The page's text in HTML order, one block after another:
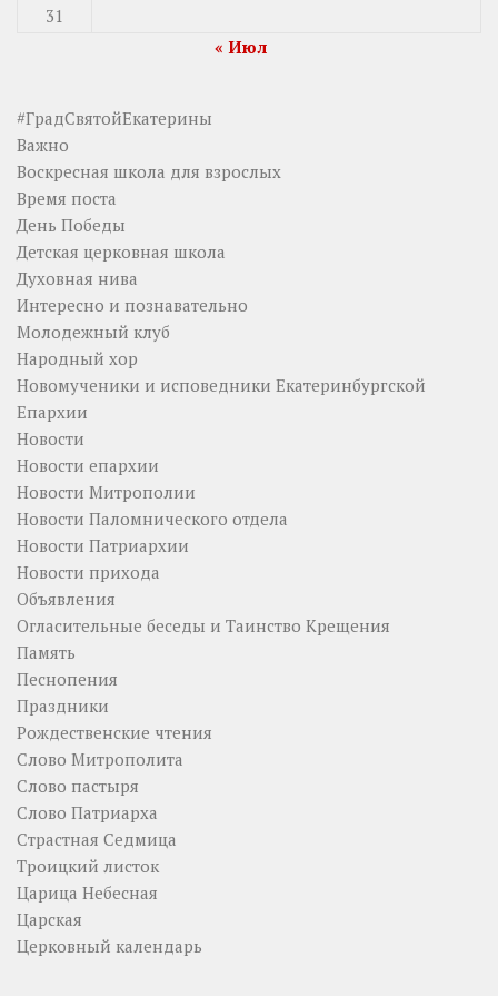
31
« Июл
#ГрадСвятойЕкатерины
Важно
Воскресная школа для взрослых
Время поста
День Победы
Детская церковная школа
Духовная нива
Интересно и познавательно
Молодежный клуб
Народный хор
Новомученики и исповедники Екатеринбургской
Епархии
Новости
Новости епархии
Новости Митрополии
Новости Паломнического отдела
Новости Патриархии
Новости прихода
Объявления
Огласительные беседы и Таинство Крещения
Память
Песнопения
Праздники
Рождественские чтения
Слово Митрополита
Слово пастыря
Слово Патриарха
Страстная Седмица
Троицкий листок
Царица Небесная
Царская
Церковный календарь